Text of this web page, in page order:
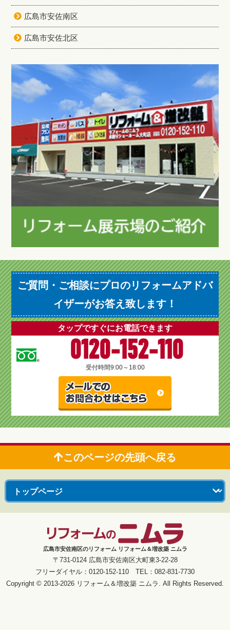
広島市安佐南区
広島市安佐北区
ご質問・ご相談にプロのリフォームアドバ
イザーがお答え致します！
タップですぐにお電話できます
0120-152-110
受付時間9:00～18:00
このページの先頭へ戻る
広島市安佐南区のリフォーム リフォーム＆増改築 ニムラ
〒731-0124 広島市安佐南区大町東3-22-28
フリーダイヤル：0120-152-110 TEL：082-831-7730
Copyright © 2013-2026 リフォーム＆増改築 ニムラ. All Rights Reserved.